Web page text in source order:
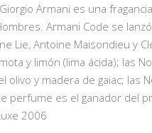
Armani es una
Armani Code se
Lie, Antoine Maisondieu y
y limón (lima ácida); las
olivo y madera de gaiac; las
perfume es el ganador del
2006